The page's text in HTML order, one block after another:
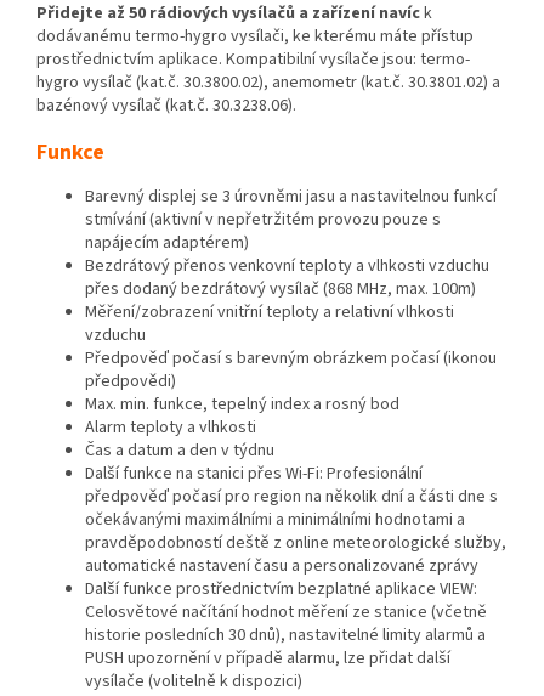
Přidejte až 50 rádiových vysílačů a zařízení navíck
dodávanému termo-hygro vysílači, ke kterému máte přístup
prostřednictvím aplikace. Kompatibilní vysílače jsou: termo-
hygro vysílač (kat.č. 30.3800.02), anemometr (kat.č. 30.3801.02) a
bazénový vysílač (kat.č. 30.3238.06).
Funkce
Barevný displej se 3 úrovněmi jasu a nastavitelnou funkcí
stmívání (aktivní v nepřetržitém provozu pouze s
napájecím adaptérem)
Bezdrátový přenos venkovní teploty a vlhkosti vzduchu
přes dodaný bezdrátový vysílač (868 MHz, max. 100m)
Měření/zobrazení vnitřní teploty a relativní vlhkosti
vzduchu
Předpověď počasí s barevným obrázkem počasí (ikonou
předpovědi)
Max. min. funkce, tepelný index a rosný bod
Alarm teploty a vlhkosti
Čas a datum a den v týdnu
Další funkce na stanici přes Wi-Fi: Profesionální
předpověď počasí pro region na několik dní a části dne s
očekávanými maximálními a minimálními hodnotami a
pravděpodobností deště z online meteorologické služby,
automatické nastavení času a personalizované zprávy
Další funkce prostřednictvím bezplatné aplikace VIEW:
Celosvětové načítání hodnot měření ze stanice (včetně
historie posledních 30 dnů), nastavitelné limity alarmů a
PUSH upozornění v případě alarmu, lze přidat další
vysílače (volitelně k dispozici)